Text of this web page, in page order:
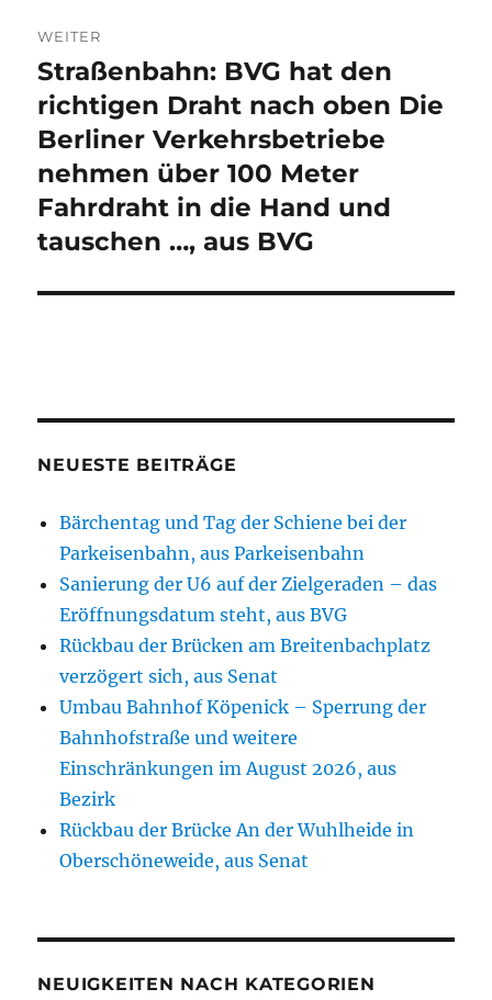
WEITER
Nächster
Beitrag:
Straßenbahn: BVG hat den
richtigen Draht nach oben Die
Berliner Verkehrsbetriebe
nehmen über 100 Meter
Fahrdraht in die Hand und
tauschen …, aus BVG
NEUESTE BEITRÄGE
Bärchentag und Tag der Schiene bei der
Parkeisenbahn, aus Parkeisenbahn
Sanierung der U6 auf der Zielgeraden – das
Eröffnungsdatum steht, aus BVG
Rückbau der Brücken am Breitenbachplatz
verzögert sich, aus Senat
Umbau Bahnhof Köpenick – Sperrung der
Bahnhofstraße und weitere
Einschränkungen im August 2026, aus
Bezirk
Rückbau der Brücke An der Wuhlheide in
Oberschöneweide, aus Senat
NEUIGKEITEN NACH KATEGORIEN